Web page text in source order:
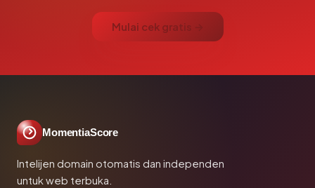
Mulai cek gratis →
MomentiaScore
Intelijen domain otomatis dan independen
untuk web terbuka.